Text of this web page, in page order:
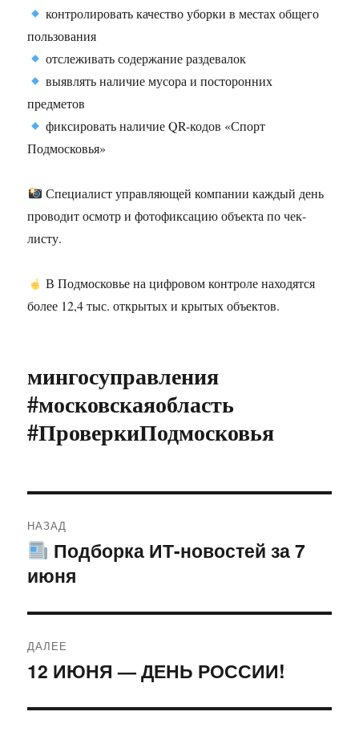
контролировать качество уборки в местах общего
пользования
отслеживать содержание раздевалок
выявлять наличие мусора и посторонних
предметов
фиксировать наличие QR-кодов «Спорт
Подмосковья»
Специалист управляющей компании каждый день
проводит осмотр и фотофиксацию объекта по чек-
листу.
В Подмосковье на цифровом контроле находятся
более 12,4 тыс. открытых и крытых объектов.
мингосуправления
#московскаяобласть
#ПроверкиПодмосковья
по
записям
НАЗАД
Предыдущая
запись:
Подборка ИТ-новостей за 7
июня
ДАЛЕЕ
Следующая
12 ИЮНЯ — ДЕНЬ РОССИИ!